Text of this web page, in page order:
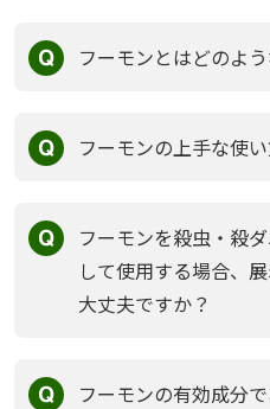
フーモンとはどのよ
フーモンの上手な使
フーモンを殺虫・殺
して使用する場合、
大丈夫ですか？
フーモンの有効成分